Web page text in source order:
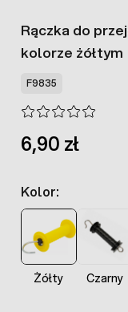
Rączka do
kolorze żółtym
F9835
6,90 zł
Kolor:
Żółty Czarny